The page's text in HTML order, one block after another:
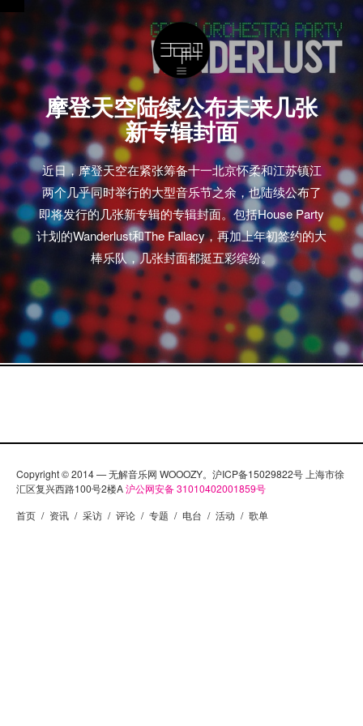
摩登天空陆续公布未来几张
新专辑封面
近日，摩登天空在紧张筹备十一北京怀柔和江苏镇江
两个几乎同时举行的大型音乐节之余，也陆续公布了
即将发行的几张新专辑的专辑封面。包括House Party
计划的Wanderlust和The Fallacy，再加上年初签约的大
棒乐队，几张封面都挺五彩缤纷。
Copyright © 2014 — 无解音乐网 WOOOZY。沪ICP备15029822号 上海市徐
汇区复兴西路100号2楼A沪公网安备 31010402001859号
首页 / 资讯 / 采访 / 评论 / 专题 / 电台 / 活动 / 歌单